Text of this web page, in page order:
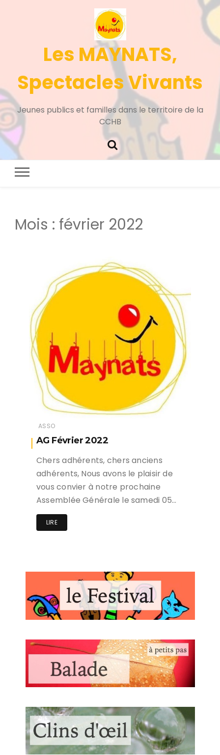
Les MAYNATS,
Spectacles Vivants
Jeunes publics et familles dans le territoire de la
CCHB
Mois : février 2022
ASSO
AG Février 2022
Chers adhérents, chers anciens
adhérents, Nous avons le plaisir de
vous convier à notre prochaine
Assemblée Générale le samedi 05…
LIRE